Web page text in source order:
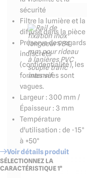
sécurité
Filtre la lumière et la
diffuse dans la pièce
Préserve des regards
indiscrets
(confidentialité), les
formes vues sont
vagues.
Largeur : 300 mm /
Épaisseur : 3 mm
Température
d'utilisation : de -15°
à +50°
Voir détails produit
SÉLECTIONNEZ LA
CARACTÉRISTIQUE 1*